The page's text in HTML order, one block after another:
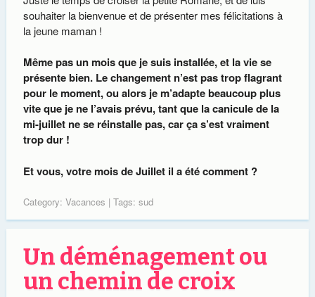
souhaiter la bienvenue et de présenter mes félicitations à
la jeune maman !
Même pas un mois que je suis installée, et la vie se
présente bien. Le changement n’est pas trop flagrant
pour le moment, ou alors je m’adapte beaucoup plus
vite que je ne l’avais prévu, tant que la canicule de la
mi-juillet ne se réinstalle pas, car ça s’est vraiment
trop dur !
Et vous, votre mois de Juillet il a été comment ?
Category: Vacances | Tags: sud
Un déménagement ou
un chemin de croix